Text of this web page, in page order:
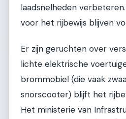
laadsnelheden
voor het rijbewijs blijven
Er zijn geruchten over
lichte elektrische
brommobiel (die vaak
snorscooter) blijft het
Het ministerie van